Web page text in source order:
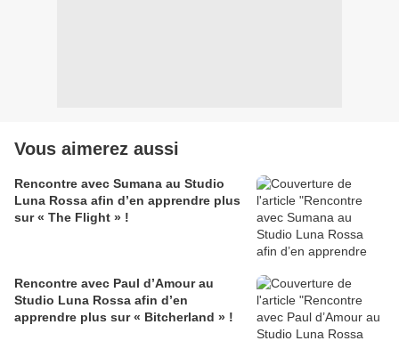
Vous aimerez aussi
Rencontre avec Sumana au Studio
Luna Rossa afin d’en apprendre plus
sur « The Flight » !
Rencontre avec Paul d’Amour au
Studio Luna Rossa afin d’en
apprendre plus sur « Bitcherland » !